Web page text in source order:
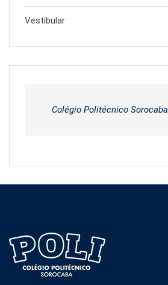
Vestibular
Colégio Politécnico Sorocaba